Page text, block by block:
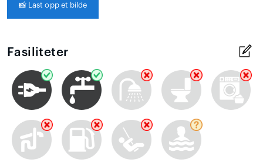
📸 Last opp et bilde
Fasiliteter